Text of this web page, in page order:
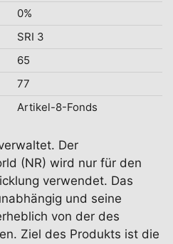
0%
SRI 3
65
77
Artikel-8-Fonds
Der
(NR) wird nur für den
verwendet. Das
und seine
von der des
Ziel des Produkts ist die